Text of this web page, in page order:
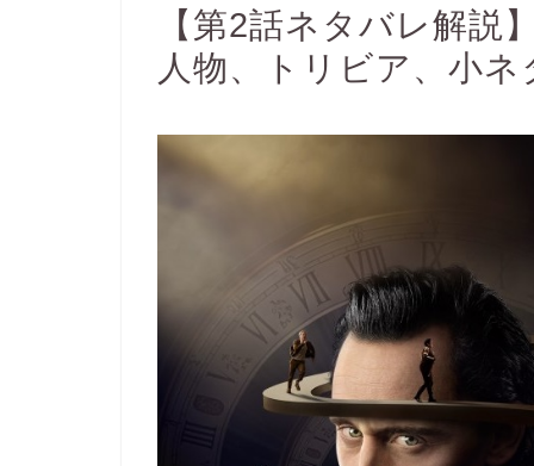
【第2話ネタバレ解
人物、トリビア、小